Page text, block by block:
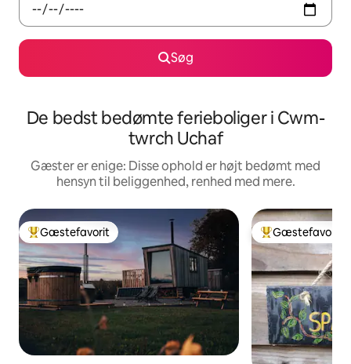
Søg
De bedst bedømte ferieboliger i Cwm-
twrch Uchaf
Gæster er enige: Disse ophold er højt bedømt med
hensyn til beliggenhed, renhed med mere.
Bedste gæstefavorit
Gæstefavorit Bedste
Gæstefavorit